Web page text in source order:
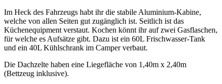
Im Heck des Fahrzeugs habt ihr die stabile Aluminium-Kabine,
welche von allen Seiten gut zugänglich ist. Seitlich ist das
Küchenequipment verstaut. Kochen könnt ihr auf zwei Gasflaschen,
für welche es Aufsätze gibt. Dazu ist ein 60L Frischwasser-Tank
und ein 40L Kühlschrank im Camper verbaut.
Die Dachzelte haben eine Liegefläche von 1,40m x 2,40m
(Bettzeug inklusive).